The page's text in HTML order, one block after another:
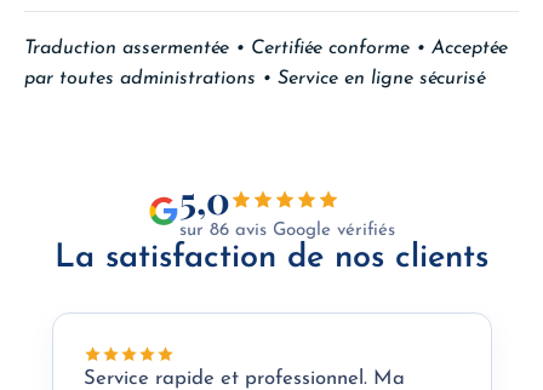
Traduction assermentée • Certifiée conforme • Acceptée
par toutes administrations • Service en ligne sécurisé
5,0
sur 86 avis Google vérifiés
La satisfaction de nos clients
Service rapide et professionnel. Ma